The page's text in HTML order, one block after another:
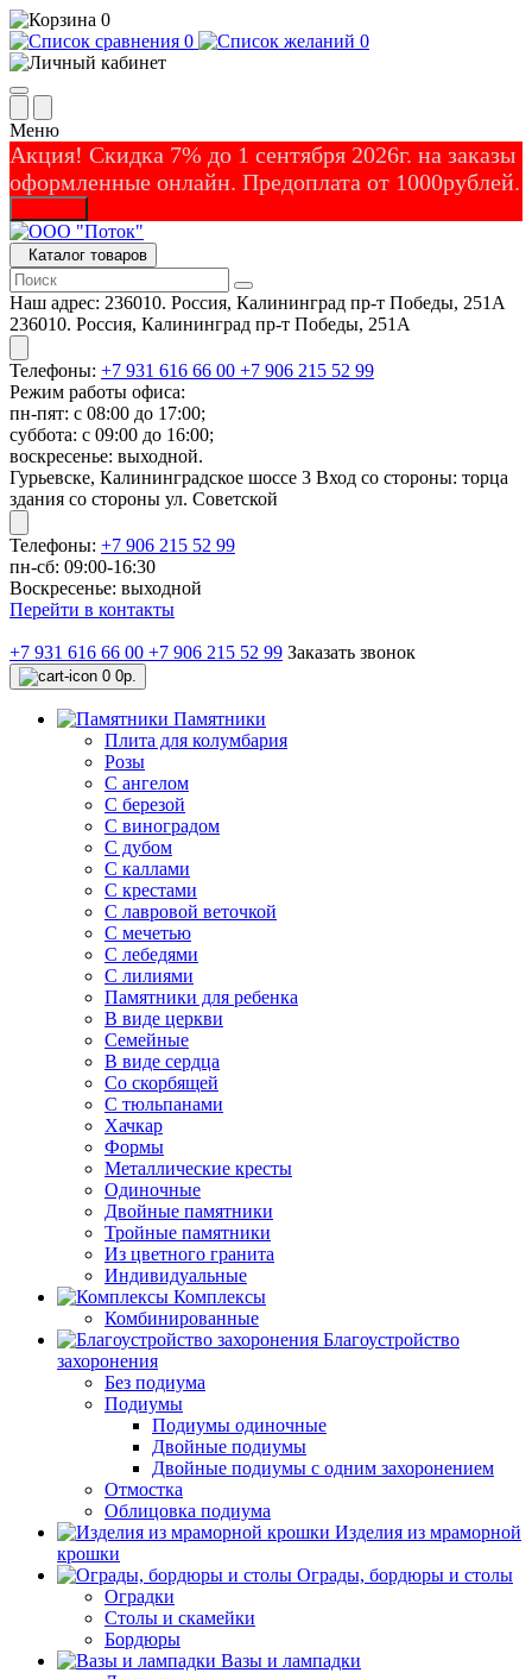
0
0
0
Меню
Акция! Скидка 7% до 1 сентября 2026г. на заказы
оформленные онлайн. Предоплата от 1000рублей.
Каталог товаров
Наш адрес: 236010. Россия, Калининград пр-т Победы, 251А
236010. Россия, Калининград пр-т Победы, 251А
Телефоны: +7 931 616 66 00 +7 906 215 52 99
Режим работы офиса:
пн-пят: с 08:00 до 17:00;
суббота: с 09:00 до 16:00;
воскресенье: выходной.
Гурьевске, Калининградское шоссе 3 Вход со стороны: торца
здания со стороны ул. Советской
Телефоны: +7 906 215 52 99
пн-сб: 09:00-16:30
Воскресенье: выходной
Перейти в контакты
+7 931 616 66 00 +7 906 215 52 99 Заказать звонок
0 0р.
Памятники
Плита для колумбария
Розы
C ангелом
C березой
С виноградом
С дубом
С каллами
С крестами
С лавровой веточкой
С мечетью
C лебедями
С лилиями
Памятники для ребенка
В виде церкви
Семейные
В виде сердца
Со скорбящей
С тюльпанами
Хачкар
Формы
Металлические кресты
Одиночные
Двойные памятники
Тройные памятники
Из цветного гранита
Индивидуальные
Комплексы
Комбинированные
Благоустройство
захоронения
Без подиума
Подиумы
Подиумы одиночные
Двойные подиумы
Двойные подиумы с одним захоронением
Отмостка
Облицовка подиума
Изделия из мраморной
крошки
Ограды, бордюры и столы
Оградки
Столы и скамейки
Бордюры
Вазы и лампадки